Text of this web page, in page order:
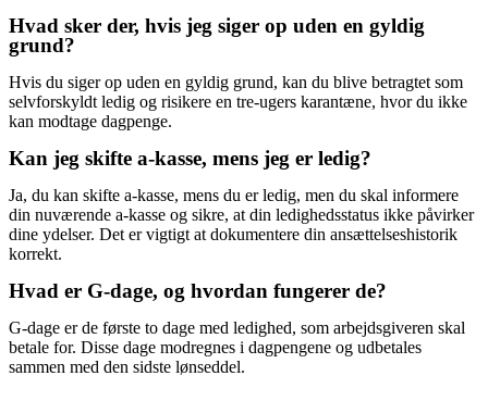
Hvad sker der, hvis jeg siger op uden en gyldig
grund?
Hvis du siger op uden en gyldig grund, kan du blive betragtet som
selvforskyldt ledig og risikere en tre-ugers karantæne, hvor du ikke
kan modtage dagpenge.
Kan jeg skifte a-kasse, mens jeg er ledig?
Ja, du kan skifte a-kasse, mens du er ledig, men du skal informere
din nuværende a-kasse og sikre, at din ledighedsstatus ikke påvirker
dine ydelser. Det er vigtigt at dokumentere din ansættelseshistorik
korrekt.
Hvad er G-dage, og hvordan fungerer de?
G-dage er de første to dage med ledighed, som arbejdsgiveren skal
betale for. Disse dage modregnes i dagpengene og udbetales
sammen med den sidste lønseddel.